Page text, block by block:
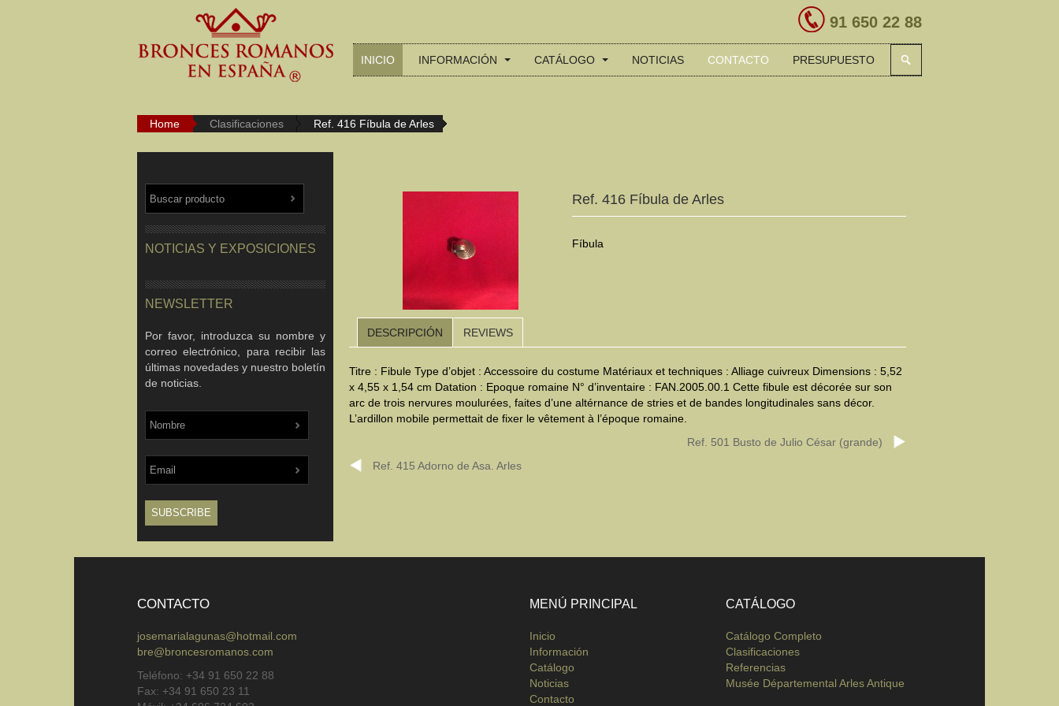
INICIO INFORMACIÓN CATÁLOGO NOTICIAS CONTACTO PRESUPUESTO
91 650 22 88
Home Clasificaciones Ref. 416 Fíbula de Arles
Ref. 416 Fíbula de Arles
Fíbula
DESCRIPCIÓN REVIEWS
Titre : Fibule Type d’objet : Accessoire du costume Matériaux et techniques : Alliage cuivreux Dimensions : 5,52
x 4,55 x 1,54 cm Datation : Epoque romaine N° d’inventaire : FAN.2005.00.1 Cette fibule est décorée sur son
arc de trois nervures moulurées, faites d’une altérnance de stries et de bandes longitudinales sans décor.
L’ardillon mobile permettait de fixer le vêtement à l’époque romaine.
Ref. 415 Adorno de Asa. Arles
Ref. 501 Busto de Julio César (grande)
NOTICIAS Y EXPOSICIONES
NEWSLETTER
Por favor, introduzca su nombre y
correo electrónico, para recibir las
últimas novedades y nuestro boletín
de noticias.
CONTACTO
josemarialagunas@hotmail.com
bre@broncesromanos.com
Teléfono: +34 91 650 22 88
Fax: +34 91 650 23 11
MENÚ PRINCIPAL
Inicio
Información
Catálogo
Noticias
Contacto
CATÁLOGO
Catálogo Completo
Clasificaciones
Referencias
Musée Départemental Arles Antique